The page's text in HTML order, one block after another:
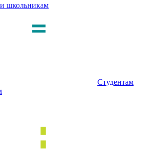
школьникам
Студентам